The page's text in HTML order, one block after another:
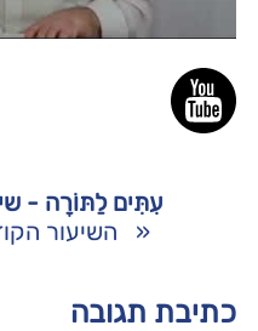
עִתִּים לַתּוֹרָה -
« השיעור
כתיבת תגובה